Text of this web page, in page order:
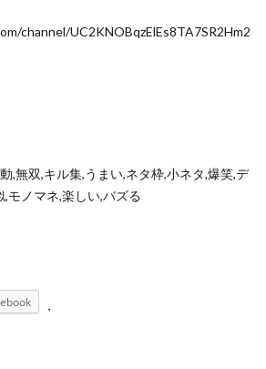
channel/UC2KNOBqzElEs8TA7SR2Hm2
,無双,キル集,うまい,ネタ枠,小ネタ,爆笑,デ
,モノマネ,楽しい,バズる